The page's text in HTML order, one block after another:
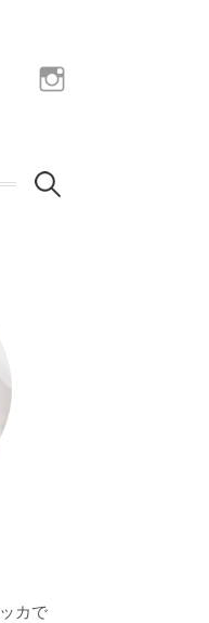
検
カで